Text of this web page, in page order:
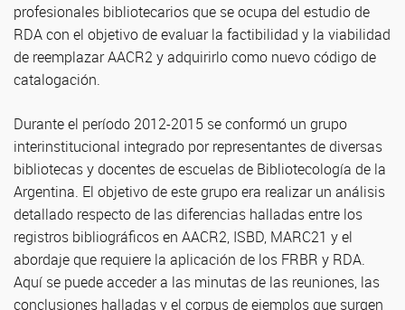
profesionales bibliotecarios que se ocupa del estudio de
RDA con el objetivo de evaluar la factibilidad y la viabilidad
de reemplazar AACR2 y adquirirlo como nuevo código de
catalogación.
Durante el período 2012-2015 se conformó un grupo
interinstitucional integrado por representantes de diversas
bibliotecas y docentes de escuelas de Bibliotecología de la
Argentina. El objetivo de este grupo era realizar un análisis
detallado respecto de las diferencias halladas entre los
registros bibliográficos en AACR2, ISBD, MARC21 y el
abordaje que requiere la aplicación de los FRBR y RDA.
Aquí se puede acceder a las minutas de las reuniones, las
conclusiones halladas y el corpus de ejemplos que surgen